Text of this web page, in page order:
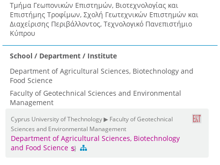
Τμήμα Γεωπονικών Επιστημών, Βιοτεχνολογίας και
Επιστήμης Τροφίμων, Σχολή Γεωτεχνικών Επιστημών και
Διαχείρισης Περιβάλλοντος, Τεχνολογικό Πανεπιστήμιο
Κύπρου
School / Department / Institute
Department of Agricultural Sciences, Biotechnology and
Food Science
Faculty of Geotechnical Sciences and Environmental
Management
Cyprus University of Thechnology ▶ Faculty of Geotechnical
Sciences and Environmental Management
Department of Agricultural Sciences, Biotechnology
and Food Science